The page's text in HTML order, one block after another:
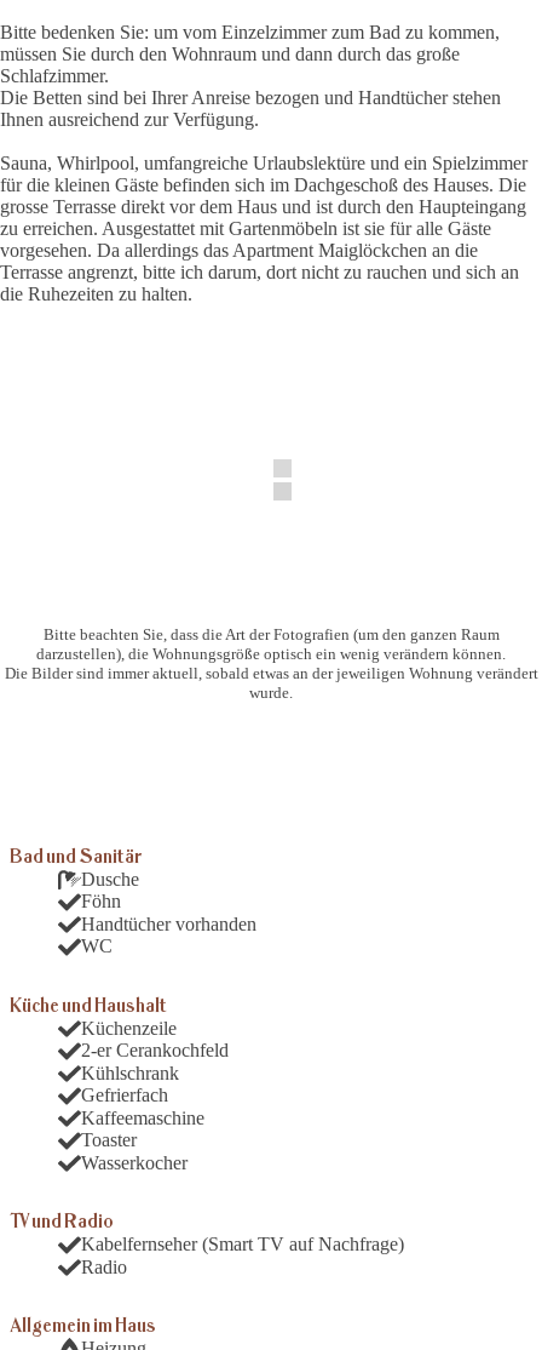
Bitte bedenken Sie: um vom Einzelzimmer zum Bad zu kommen,
müssen Sie durch den Wohnraum und dann durch das große
Schlafzimmer.
Die Betten sind bei Ihrer Anreise bezogen und Handtücher stehen
Ihnen ausreichend zur Verfügung.
Sauna, Whirlpool, umfangreiche Urlaubslektüre und ein Spielzimmer
für die kleinen Gäste befinden sich im Dachgeschoß des Hauses. Die
grosse Terrasse direkt vor dem Haus und ist durch den Haupteingang
zu erreichen. Ausgestattet mit Gartenmöbeln ist sie für alle Gäste
vorgesehen. Da allerdings das Apartment Maiglöckchen an die
Terrasse angrenzt, bitte ich darum, dort nicht zu rauchen und sich an
die Ruhezeiten zu halten.
Bitte beachten Sie, dass die Art der Fotografien (um den ganzen Raum
darzustellen), die Wohnungsgröße optisch ein wenig verändern können.
Die Bilder sind immer aktuell, sobald etwas an der jeweiligen Wohnung verändert
wurde.
Bad und Sanitär
Dusche
Föhn
Handtücher vorhanden
WC
Küche und Haushalt
Küchenzeile
2-er Cerankochfeld
Kühlschrank
Gefrierfach
Kaffeemaschine
Toaster
Wasserkocher
TV und Radio
Kabelfernseher (Smart TV auf Nachfrage)
Radio
Allgemein im Haus